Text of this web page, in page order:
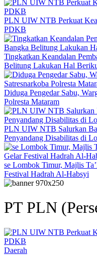
PLN UIW NTB Perkuat
PDKB
Tingkatkan Keandalan
Belitung Lakukan Hal
Diduga Pengedar Sabu,
Polresta Mataram
PLN UIW NTB Salurkan
Penyandang Disabilitas di
se Lombok Timur, Majlis
Festival Hadrah Al-Habsyi
PT PLN
Daerah